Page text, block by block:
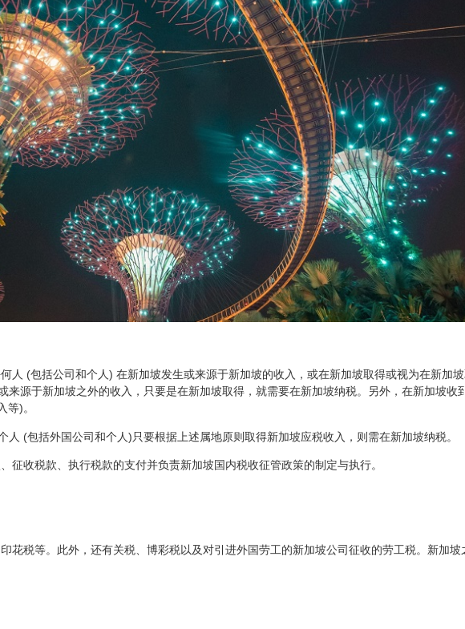
人 (包括公司和个人) 在新加坡发生或来源于新加坡的收入，或在新加坡取得或视为在新加
源于新加坡之外的收入，只要是在新加坡取得，就需要在新加坡纳税。另外，在新加坡收
)。
(包括外国公司和个人)只要根据上述属地原则取得新加坡应税收入，则需在新加坡纳税。
征收税款、执行税款的支付并负责新加坡国内税收征管政策的制定与执行。
花税等。此外，还有关税、博彩税以及对引进外国劳工的新加坡公司征收的劳工税。新加